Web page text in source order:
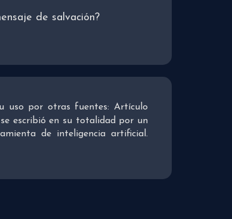
de salvación?
uso por otras fuentes: Artículo
escribió en su totalidad por un
de inteligencia artificial.